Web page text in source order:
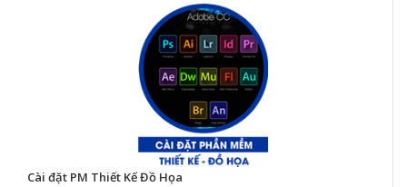
Cài đặt PM Thiết Kế Đồ Họa